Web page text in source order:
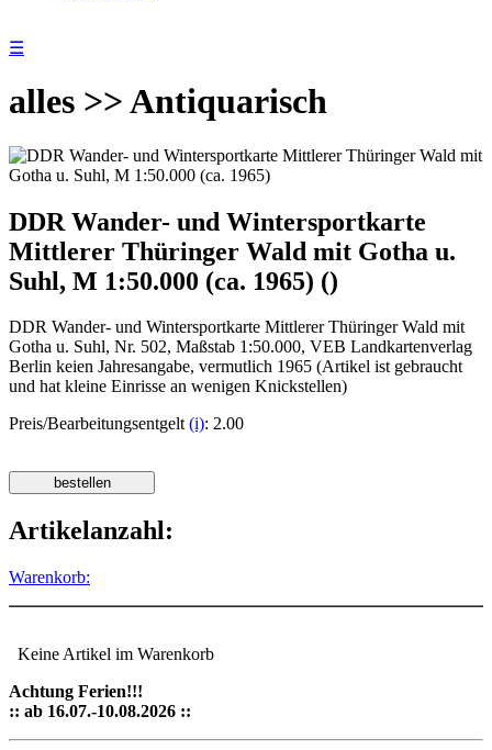
☰
alles >> Antiquarisch
DDR Wander- und Wintersportkarte
Mittlerer Thüringer Wald mit Gotha u.
Suhl, M 1:50.000 (ca. 1965) ()
DDR Wander- und Wintersportkarte Mittlerer Thüringer Wald mit
Gotha u. Suhl, Nr. 502, Maßstab 1:50.000, VEB Landkartenverlag
Berlin keien Jahresangabe, vermutlich 1965 (Artikel ist gebraucht
und hat kleine Einrisse an wenigen Knickstellen)
Preis/Bearbeitungsentgelt(i): 2.00
Artikelanzahl:
Warenkorb:
Keine Artikel im Warenkorb
Achtung Ferien!!!
:: ab 16.07.-10.08.2026 ::